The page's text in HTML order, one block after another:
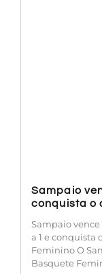
Sampaio
conquista o
Sampaio vence
a 1 e conquista
Feminino O
Basquete